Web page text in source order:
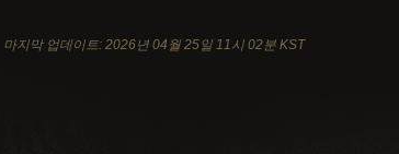
마지막 업데이트: 2026년 04월 25일 11시 02분 KST